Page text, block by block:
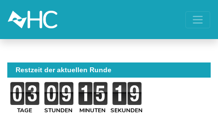
Restzeit der aktuellen Runde
TAGE STUNDEN MINUTEN SEKUNDEN